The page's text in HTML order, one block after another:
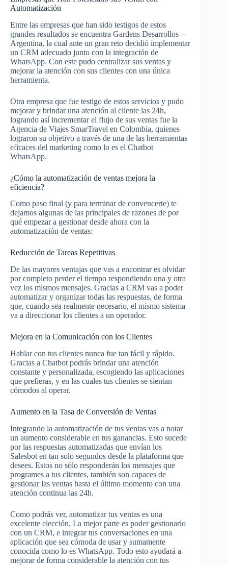
Automatización
Entre las empresas que han sido testigos de estos
grandes resultados se encuentra Gardens Desarrollos –
Argentina, la cual ante un gran reto decidió implementar
un CRM adecuado junto con la integración de
WhatsApp. Con este pudo centralizar sus ventas y
mejorar la atención con sus clientes con una única
herramienta.
Otra empresa que fue testigo de estos servicios y pudo
mejorar y brindar una atención al cliente las 24h,
logrando así incrementar el flujo de sus ventas fue la
Agencia de Viajes SmarTravel en Colombia, quienes
lograron su objetivo a través de una de las herramientas
eficaces del marketing como lo es el Chatbot
WhatsApp.
¿Cómo la automatización de ventas mejora la
eficiencia?
Como paso final (y para terminar de convencerte) te
dejamos algunas de las principales de razones de por
qué empezar a gestionar desde ahora con la
automatización de ventas:
Reducción de Tareas Repetitivas
De las mayores ventajas que vas a encontrar es olvidar
por completo perder el tiempo respondiendo una y otra
vez los mismos mensajes. Gracias a CRM vas a poder
automatizar y organizar todas las respuestas, de forma
que, cuando sea realmente necesario, el mismo sistema
va a direccionar los clientes a un operador.
Mejora en la Comunicación con los Clientes
Hablar con tus clientes nunca fue tan fácil y rápido.
Gracias a Chatbot podrás brindar una atención
constante y personalizada, escogiendo las aplicaciones
que prefieras, y en las cuales tus clientes se sientan
cómodos al operar.
Aumento en la Tasa de Conversión de Ventas
Integrando la automatización de tus ventas vas a notar
un aumento considerable en tus ganancias. Esto sucede
por las respuestas automatizadas que envían los
Salesbot en tan solo segundos desde la plataforma que
desees. Estos no sólo responderán los mensajes que
programes a tus clientes, también son capaces de
gestionar las ventas hasta el último momento con una
atención continua las 24h.
Como podrás ver, automatizar tus ventas es una
excelente elección, La mejor parte es poder gestionarlo
con un CRM, e integrar tus conversaciones en una
aplicación que sea cómoda de usar y sumamente
conocida como lo es WhatsApp. Todo esto ayudará a
mejorar de forma considerable la atención con tus